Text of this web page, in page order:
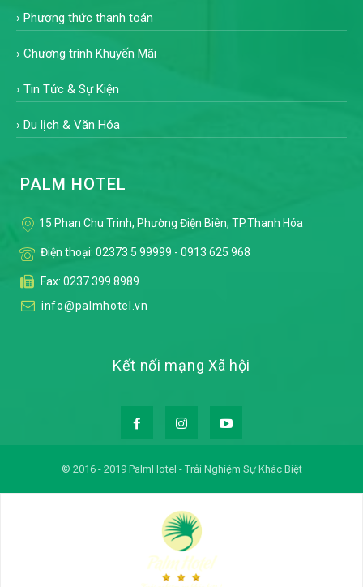
› Phương thức thanh toán
› Chương trình Khuyến Mãi
› Tin Tức & Sự Kiện
› Du lịch & Văn Hóa
PALM HOTEL
15 Phan Chu Trinh, Phường Điện Biên, TP.Thanh Hóa
Điện thoại: 02373 5 99999 - 0913 625 968
Fax: 0237 399 8989
info@palmhotel.vn
Kết nối mạng Xã hội
© 2016 - 2019 PalmHotel - Trải Nghiệm Sự Khác Biệt